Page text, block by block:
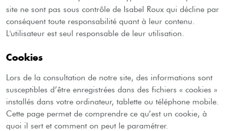
site ne sont pas sous contrôle de Isabel Roux qui décline par
conséquent toute responsabilité quant à leur contenu.
L'utilisateur est seul responsable de leur utilisation.
Cookies
Lors de la consultation de notre site, des informations sont
susceptibles d’être enregistrées dans des fichiers « cookies »
installés dans votre ordinateur, tablette ou téléphone mobile.
Cette page permet de comprendre ce qu’est un cookie, à
quoi il sert et comment on peut le paramétrer.